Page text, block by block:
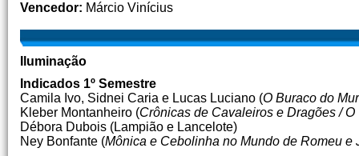
Vencedor: Márcio Vinícius
Iluminação
Indicados 1º Semestre
Camila Ivo, Sidnei Caria e Lucas Luciano (O Buraco do
Kleber Montanheiro (Crônicas de Cavaleiros e Dragões /
Débora Dubois (Lampião e Lancelote)
Ney Bonfante (Mônica e Cebolinha no Mundo de Romeu e